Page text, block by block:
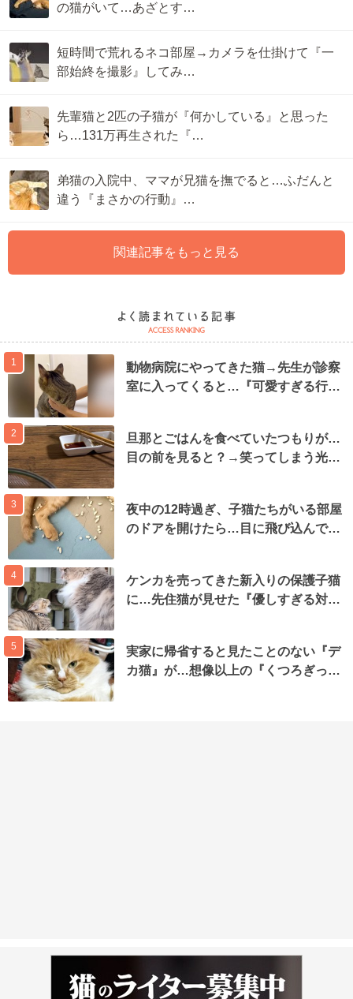
の猫がいて…あざとす…
短時間で荒れるネコ部屋→カメラを仕掛けて『一
部始終を撮影』してみ…
先輩猫と2匹の子猫が『何かしている』と思った
ら…131万再生された『…
弟猫の入院中、ママが兄猫を撫でると…ふだんと
違う『まさかの行動』…
関連記事をもっと見る
1
動物病院にやってきた猫→先生が診察
室に入ってくると…『可愛すぎる行…
2
旦那とごはんを食べていたつもりが…
目の前を見ると？→笑ってしまう光…
3
夜中の12時過ぎ、子猫たちがいる部屋
のドアを開けたら…目に飛び込んで…
4
ケンカを売ってきた新入りの保護子猫
に…先住猫が見せた『優しすぎる対…
5
実家に帰省すると見たことのない『デ
カ猫』が…想像以上の『くつろぎっ…